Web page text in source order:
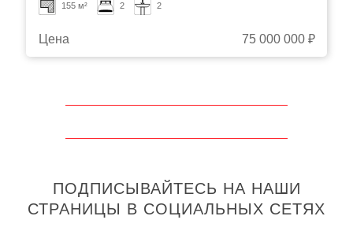
155 м² 2 2
Цена 75 000 000 ₽
ПОДПИСЫВАЙТЕСЬ НА НАШИ
СТРАНИЦЫ В СОЦИАЛЬНЫХ СЕТЯХ